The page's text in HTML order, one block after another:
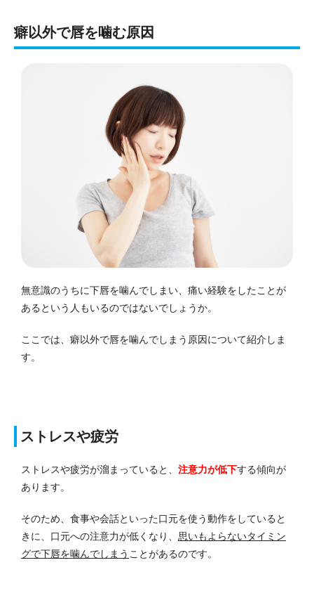
癖以外で唇を噛む原因
無意識のうちに下唇を噛んでしまい、痛い経験をしたことが
あるという人もいるのではないでしょうか。
ここでは、癖以外で唇を噛んでしまう原因について紹介しま
す。
ストレスや疲労
ストレスや疲労が溜まっていると、 注意力が低下する傾向が
あります。
そのため、食事や会話といった口元を使う動作をしていると
きに、口元への注意力が低くなり、 思いもよらないタイミン
グで下唇を噛んでしまう ことがあるのです。